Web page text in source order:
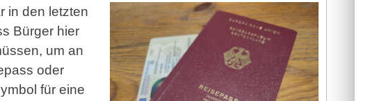
in den letzten
Bürger hier
um an
oder
für eine